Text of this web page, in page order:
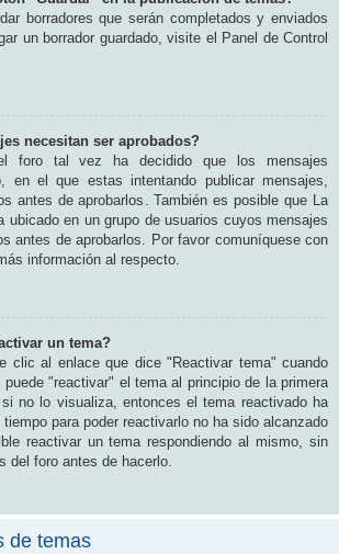
borradores que serán completados y enviados
un borrador guardado, visite el Panel de Control
necesitan ser aprobados?
foro tal vez ha decidido que los mensajes
en el que estas intentando publicar mensajes,
antes de aprobarlos. También es posible que La
ubicado en un grupo de usuarios cuyos mensajes
antes de aprobarlos. Por favor comuníquese con
información al respecto.
un tema?
clic al enlace que dice "Reactivar tema" cuando
"reactivar" el tema al principio de la primera
no lo visualiza, entonces el tema reactivado ha
para poder reactivarlo no ha sido alcanzado
reactivar un tema respondiendo al mismo, sin
del foro antes de hacerlo.
de temas